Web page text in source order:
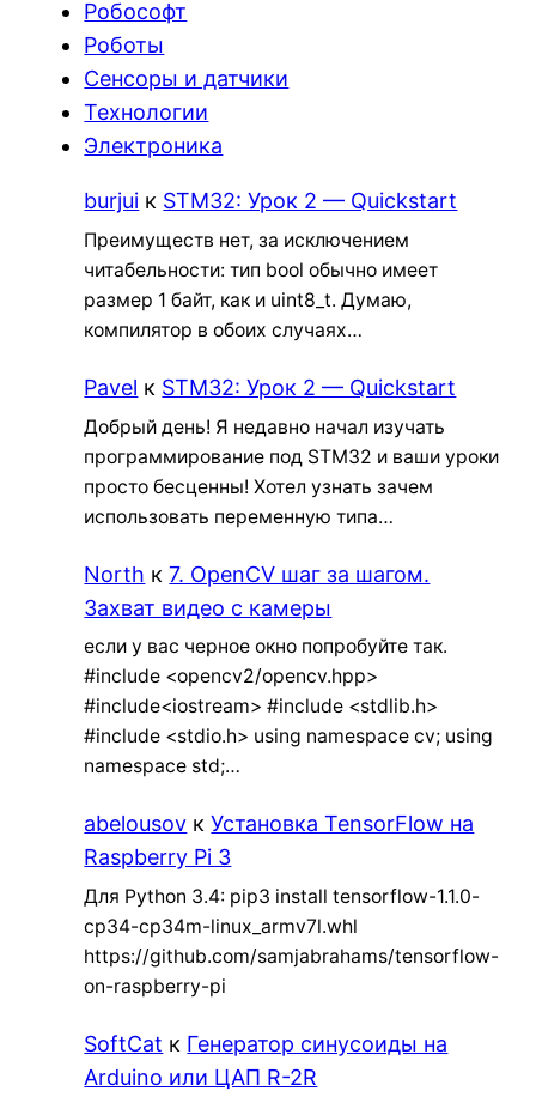
Робософт
Роботы
Сенсоры и датчики
Технологии
Электроника
burjui к STM32: Урок 2 — Quickstart
Преимуществ нет, за исключением
читабельности: тип bool обычно имеет
размер 1 байт, как и uint8_t. Думаю,
компилятор в обоих случаях…
Pavel к STM32: Урок 2 — Quickstart
Добрый день! Я недавно начал изучать
программирование под STM32 и ваши уроки
просто бесценны! Хотел узнать зачем
использовать переменную типа…
North к7. OpenCV шаг за шагом.
Захват видео с камеры
если у вас черное окно попробуйте так.
#include <opencv2/opencv.hpp>
#include<iostream> #include <stdlib.h>
#include <stdio.h> using namespace cv; using
namespace std;…
abelousov кУстановка TensorFlow на
Raspberry Pi 3
Для Python 3.4: pip3 install tensorflow-1.1.0-
cp34-cp34m-linux_armv7l.whl
https://github.com/samjabrahams/tensorflow-
on-raspberry-pi
SoftCat к Генератор синусоиды на
Arduino или ЦАП R-2R